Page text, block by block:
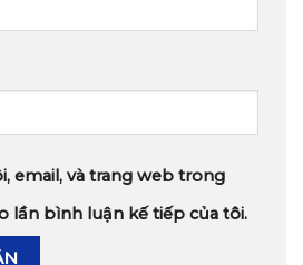
email, và trang web trong
lần bình luận kế tiếp của tôi.